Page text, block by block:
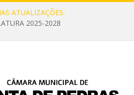
ATUALIZAÇÕES:
2025-2028